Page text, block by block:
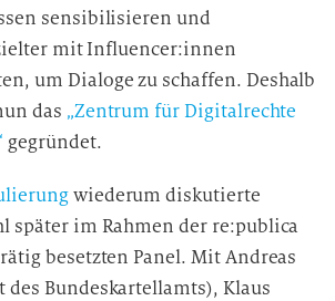
sensibilisieren und
mit Influencer:innen
um Dialoge zu schaffen. Deshalb
das „Zentrum für Digitalrechte
gegründet.
wiederum diskutierte
später im Rahmen der re:publica
besetzten Panel. Mit Andreas
des Bundeskartellamts), Klaus